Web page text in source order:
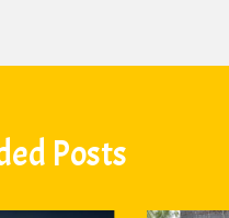
Posts